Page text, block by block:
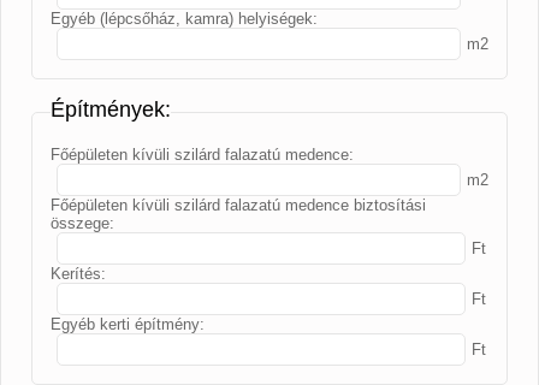
Egyéb (lépcsőház, kamra) helyiségek:
m2
Építmények:
Főépületen kívüli szilárd falazatú medence:
m2
Főépületen kívüli szilárd falazatú medence biztosítási
összege:
Ft
Kerítés:
Ft
Egyéb kerti építmény:
Ft